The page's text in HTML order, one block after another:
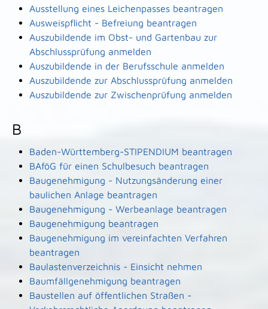
Ausstellung eines Leichenpasses beantragen
Ausweispflicht - Befreiung beantragen
Auszubildende im Obst- und Gartenbau zur
Abschlussprüfung anmelden
Auszubildende in der Berufsschule anmelden
Auszubildende zur Abschlussprüfung anmelden
Auszubildende zur Zwischenprüfung anmelden
B
Baden-Württemberg-STIPENDIUM beantragen
BAföG für einen Schulbesuch beantragen
Baugenehmigung - Nutzungsänderung einer
baulichen Anlage beantragen
Baugenehmigung - Werbeanlage beantragen
Baugenehmigung beantragen
Baugenehmigung im vereinfachten Verfahren
beantragen
Baulastenverzeichnis - Einsicht nehmen
Baumfällgenehmigung beantragen
Baustellen auf öffentlichen Straßen -